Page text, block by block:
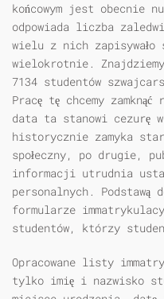
końcowym jest obecnie
odpowiada liczba
wielu z nich
wielokrotnie.
7134 studentów
Pracę tę chcemy
data ta stanowi cezurę
historycznie zamyka
społeczny, po drugie,
informacji utrudnia
personalnych. Podstawą
formularze
studentów, którzy
Opracowane listy
tylko imię i nazwisko